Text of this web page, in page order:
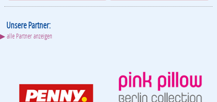
Unsere Partner:
▶ alle Partner anzeigen